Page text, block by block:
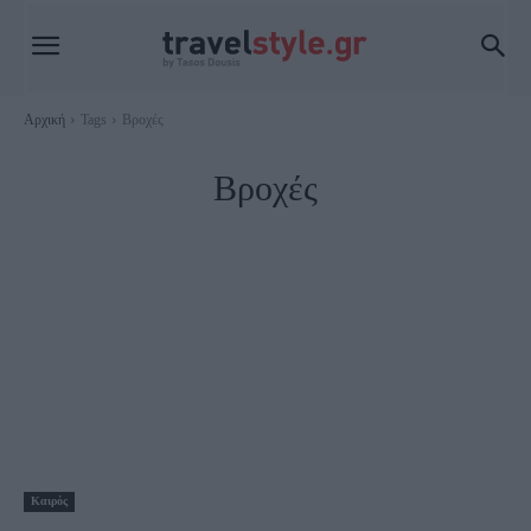
Αρχική Tags Βροχές
Βροχές
Καιρός